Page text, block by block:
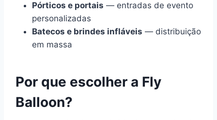
Pórticos e portais — entradas de evento
personalizadas
Batecos e brindes infláveis — distribuição
em massa
Por que escolher a Fly
Balloon?